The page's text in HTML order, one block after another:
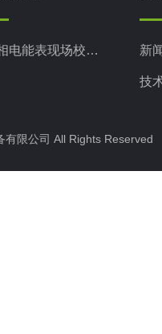
三相电能表现场校验仪 新
技
有限公司 All Rights